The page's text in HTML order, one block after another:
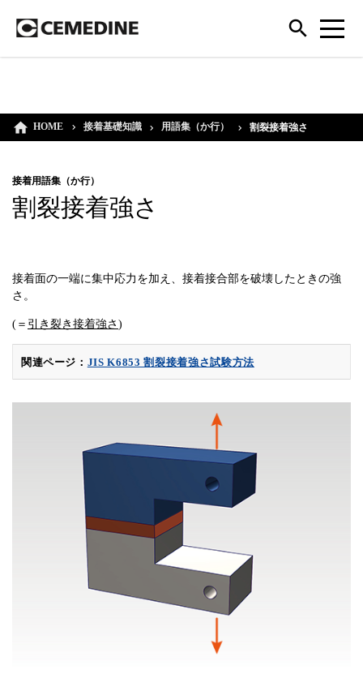
HOME 接着基礎知識 用語集（か行） 割裂接着強さ
接着用語集（か行）
割裂接着強さ
接着面の一端に集中応力を加え、接着接合部を破壊したときの強
さ。
(＝ 引き裂き接着強さ )
関連ページ： JIS K6853 割裂接着強さ試験方法